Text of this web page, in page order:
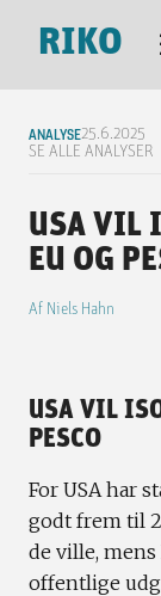
RIKO
ANALYSE25.6.2025
SE ALLE ANALYSER
USA VIL
EU OG
Af Niels Hahn
USA VIL
PESCO
For USA har
godt frem til
de ville,
offentlige